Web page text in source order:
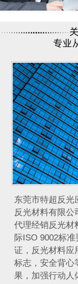
东莞市特超反
反光材料有限公
代理经销反光材
际ISO 9002标
证，反光材料应
标志，安全背心
果，加强行动人